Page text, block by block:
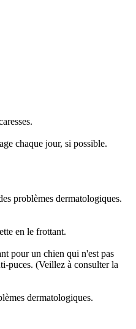
chaque jour, si possible.
problèmes dermatologiques.
en le frottant.
pour un chien qui n'est pas
puces. (Veillez à consulter la
dermatologiques.